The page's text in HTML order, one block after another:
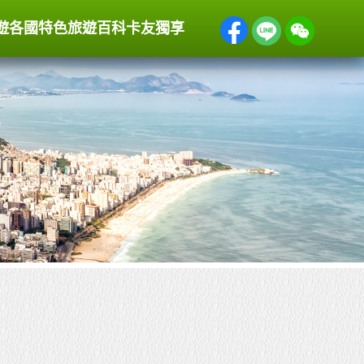
各國特色旅遊百科卡友獨享